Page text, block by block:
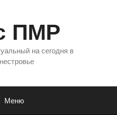
ПМР
на сегодня в
Меню